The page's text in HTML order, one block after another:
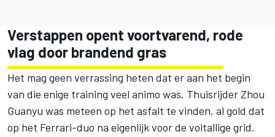
Verstappen opent voortvarend, rode
vlag door brandend gras
Het mag geen verrassing heten dat er aan het begin
van die enige training veel animo was. Thuisrijder Zhou
Guanyu was meteen op het asfalt te vinden, al gold dat
op het Ferrari-duo na eigenlijk voor de voltallige grid.